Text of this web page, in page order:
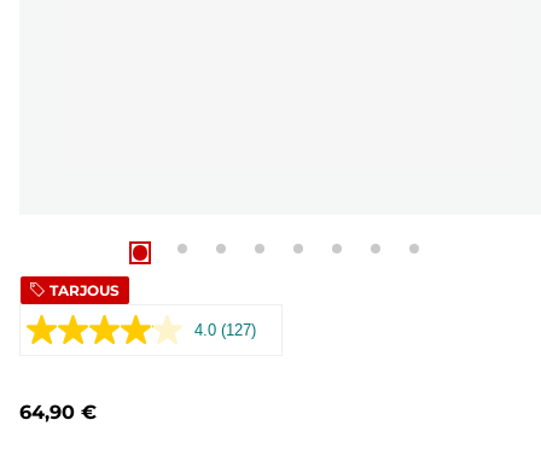
TARJOUS
4.0 Lue
(127)
64,90 €